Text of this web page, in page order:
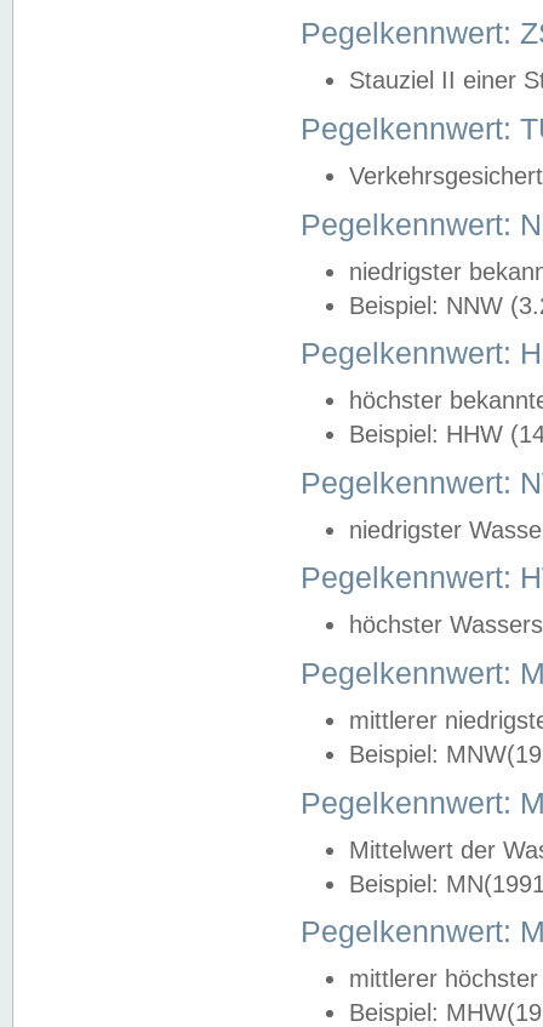
Pegelkennwert:
Stauziel II einer
Pegelkennwert:
Pegelkennwert:
niedrigster
Beispiel: NNW
Pegelkennwert:
höchster
Beispiel: HHW
Pegelkennwert:
niedrigster
Pegelkennwert:
höchster
Pegelkennwert:
mittlerer
Beispiel:
Pegelkennwert:
Mittelwert der
Beispiel:
Pegelkennwert:
mittlerer
Beispiel: